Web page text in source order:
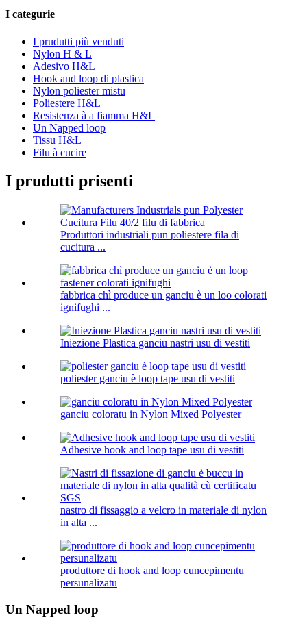
I categurie
I prudutti più venduti
Nylon H & L
Adesivo H&L
Hook and loop di plastica
Nylon poliester mistu
Poliestere H&L
Resistenza à a fiamma H&L
Un Napped loop
Tissu H&L
Filu à cucire
I prudutti prisenti
Produttori industriali pun poliestere fila di
cucitura ...
fabbrica chì produce un ganciu è un loo colorati
ignifughi ...
Iniezione Plastica ganciu nastri usu di vestiti
poliester ganciu è loop tape usu di vestiti
ganciu coloratu in Nylon Mixed Polyester
Adhesive hook and loop tape usu di vestiti
nastro di fissaggio a velcro in materiale di nylon
in alta ...
produttore di hook and loop cuncepimentu
persunalizatu
Un Napped loop